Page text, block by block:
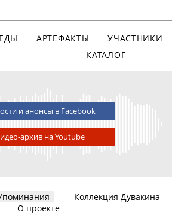
АРТЕФАКТЫ
УЧАСТНИКИ
КАТАЛОГ
и анонсы в Facebook
архив на Youtube
Коллекция Дувакина
О проекте